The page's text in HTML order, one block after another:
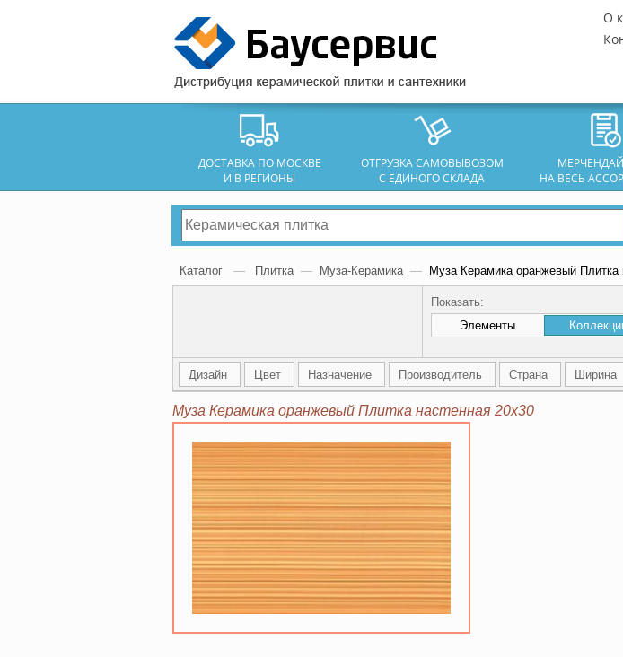
О
ДОСТАВКА ПО МОСКВЕ
И В РЕГИОНЫ
ОТГРУЗКА САМОВЫВОЗОМ
С ЕДИНОГО СКЛАДА
НА ВЕСЬ
Каталог — Плитка — Муза-Керамика — Муза Керамика оранжевый Плитка
Показать:
Элементы
Дизайн Цвет Назначение Производитель Страна Ширина
Муза Керамика оранжевый Плитка настенная 20х30